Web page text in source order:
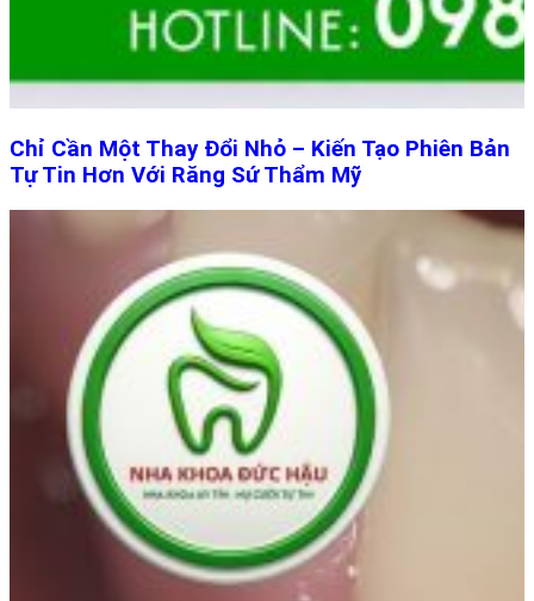
Chỉ Cần Một Thay Đổi Nhỏ – Kiến Tạo Phiên Bản
Tự Tin Hơn Với Răng Sứ Thẩm Mỹ